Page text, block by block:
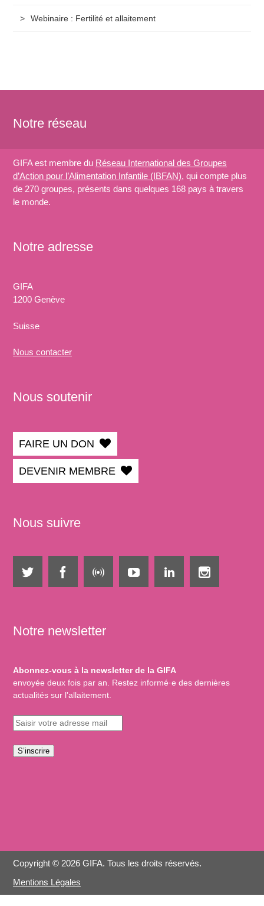
Webinaire : Fertilité et allaitement
Notre réseau
GIFA est membre du Réseau International des Groupes
d’Action pour l’Alimentation Infantile (IBFAN), qui compte plus
de 270 groupes, présents dans quelques 168 pays à travers
le monde.
Notre adresse
GIFA
1200 Genève
Suisse
Nous contacter
Nous soutenir
FAIRE UN DON
DEVENIR MEMBRE
Nous suivre
Notre newsletter
Abonnez-vous à la newsletter de la GIFA
envoyée deux fois par an. Restez informé·e des dernières
actualités sur l’allaitement.
S’inscrire
Copyright © 2026 GIFA. Tous les droits réservés.
Mentions Légales